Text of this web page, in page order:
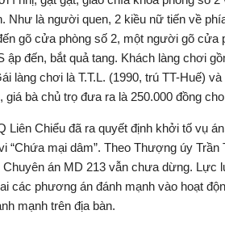
Như là người quen, 2 kiều nữ tiến về
gõ cửa phòng số 2, một người gõ
ập đến, bắt quả tang. Khách làng chơi
làng chơi là T.T.L. (1990, trú TT-Huế)
bà chủ trọ đưa ra là 250.000 đồng
Liên Chiểu đã ra quyết định khởi tố vụ
“Chứa mại dâm”. Theo Thượng úy
án MD 213 vẫn chưa dừng. Lực
các phương án đánh mạnh vào hoạt
mạnh trên địa bàn.